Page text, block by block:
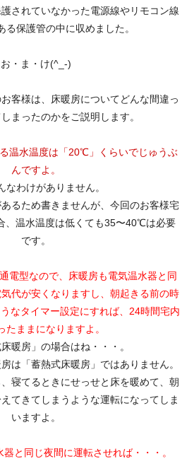
されていなかった電源線やリモコン線
る保護管の中に収めました。
お・ま・け(^_-)
客様は、床暖房についてどんな間違っ
まったのかをご説明します。
温水温度は「20℃」くらいでじゅうぶ
んですよ。
わけがありません。
ため書きませんが、今回のお客様宅
、温水温度は低くても35〜40℃は必要
です。
型なので、床暖房も電気温水器と同
代が安くなりますし、朝起きる前の時
なタイマー設定にすれば、24時間宅内
たままになりますよ。
房」の場合はね・・・。
「蓄熱式床暖房」ではありません。
てるときにせっせと床を暖めて、朝
てきてしまうような運転になってしま
いますよ。
と同じ夜間に運転させれば・・・。